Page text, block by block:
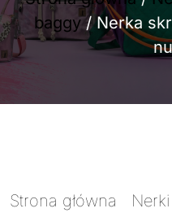
baggy/ Nerka
Strona główna Nerki